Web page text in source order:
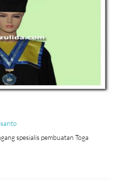
spesialis pembuatan Toga